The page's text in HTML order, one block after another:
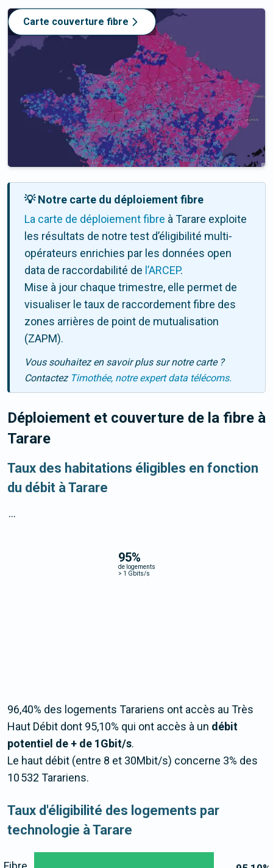
Carte couverture fibre
💡 Notre carte du déploiement fibre
La carte de déploiement fibre à Tarare exploite
les résultats de notre test d’éligibilité multi-
opérateurs enrichies par les données open
data de raccordabilité de l’ARCEP.
Mise à jour chaque trimestre, elle permet de
visualiser le taux de raccordement fibre des
zones arrières de point de mutualisation
(ZAPM).
Vous souhaitez en savoir plus sur notre carte ?
Contactez Timothée, notre expert data télécoms.
Déploiement et couverture de la fibre à
Tarare
Taux des habitations éligibles en fonction
du débit à Tarare
95%
de logements
> 1 Gbits/s
...
96,40% des logements Tarariens ont accès au Très
Haut Débit dont 95,10% qui ont accès à un débit
potentiel de + de 1Gbit/s.
Le haut débit (entre 8 et 30Mbit/s) concerne 3% des
10 532 Tarariens.
Taux d'éligibilité des logements par
technologie à Tarare